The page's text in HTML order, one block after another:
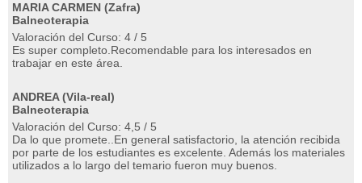
MARIA CARMEN (Zafra)
Balneoterapia
Valoración del Curso: 4 / 5
Es super completo.Recomendable para los interesados en
trabajar en este área.
ANDREA (Vila-real)
Balneoterapia
Valoración del Curso: 4,5 / 5
Da lo que promete..En general satisfactorio, la atención recibida
por parte de los estudiantes es excelente. Además los materiales
utilizados a lo largo del temario fueron muy buenos.